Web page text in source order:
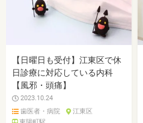
【日曜日も受付】江東区で休
日診療に対応している内科
【風邪・頭痛】
2023.10.24
歯医者・病院
江東区